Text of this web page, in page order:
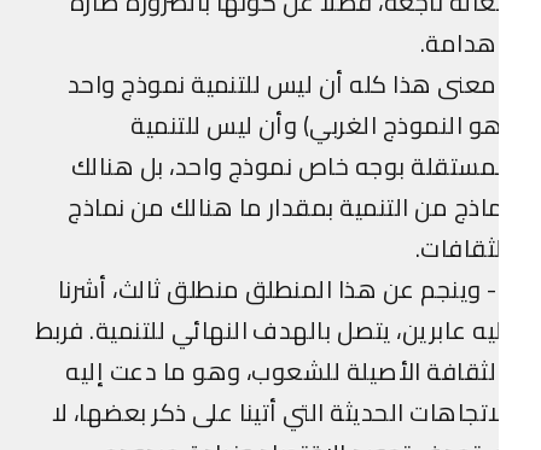
هذا كله أن ليس للتنمية نموذج واحد
النموذج الغربي) وأن ليس للتنمية
بوجه خاص نموذج واحد، بل هنالك
من التنمية بمقدار ما هنالك من نماذج
3- وينجم عن هذا المنطلق منطلق ثالث، أشرنا
عابرين، يتصل بالهدف النهائي للتنمية. فربط
الأصيلة للشعوب، وهو ما دعت إليه
الحديثة التي أتينا على ذكر بعضها، لا